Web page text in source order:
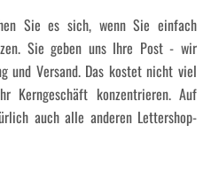
Sie es sich, wenn Sie einfach
Sie geben uns Ihre Post - wir
und Versand. Das kostet nicht viel
Kerngeschäft konzentrieren. Auf
auch alle anderen Lettershop-